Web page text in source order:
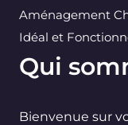
Aménagement
Idéal et
Qui
Bienvenue sur